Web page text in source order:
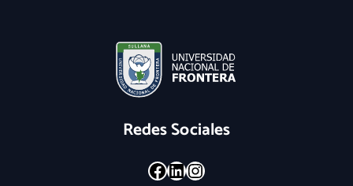
Redes Sociales
Facebook LinkedIn Instagram